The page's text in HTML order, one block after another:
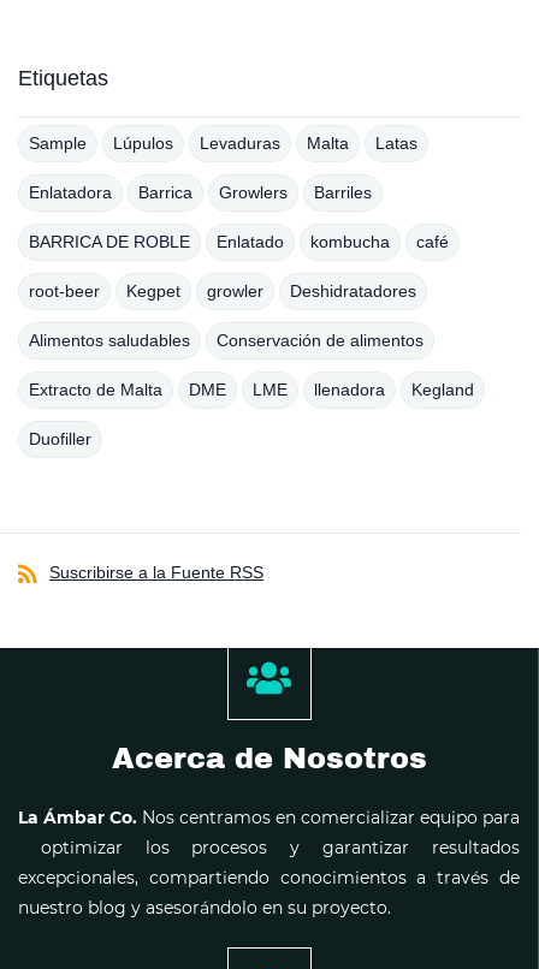
Etiquetas
Sample Lúpulos Levaduras Malta Latas
Enlatadora Barrica Growlers Barriles
BARRICA DE ROBLE Enlatado kombucha café
root-beer Kegpet growler Deshidratadores
Alimentos saludables Conservación de alimentos
Extracto de Malta DME LME llenadora Kegland
Duofiller
Suscribirse a la Fuente RSS
Acerca de Nosotros
La Ámbar Co. Nos centramos en comercializar equipo para
optimizar los procesos y garantizar resultados
excepcionales, compartiendo conocimientos a través de
nuestro blog y asesorándolo en su proyecto.